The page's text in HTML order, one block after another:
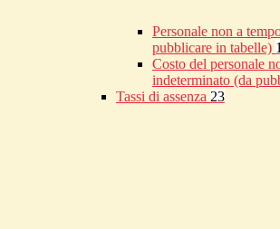
Personale non a
pubblicare in tabelle)
Costo del personale
indeterminato (da
Tassi di assenza 23